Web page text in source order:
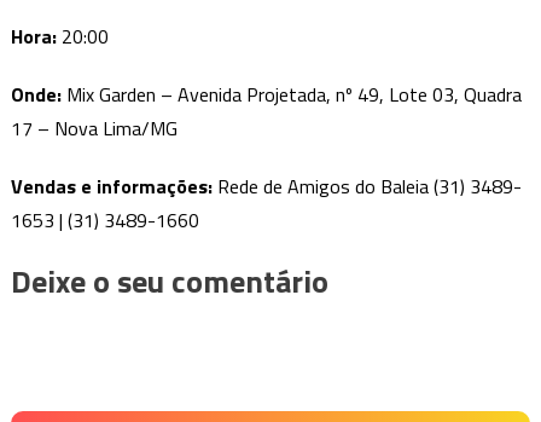
Hora:20:00
Onde:Mix Garden – Avenida Projetada, nº 49, Lote 03, Quadra
17 – Nova Lima/MG
Vendas e informações: Rede de Amigos do Baleia (31) 3489-
1653 | (31) 3489-1660
Deixe o seu comentário